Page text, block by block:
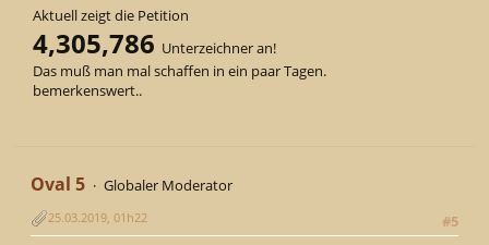
Aktuell zeigt die Petition
4,305,786 Unterzeichner an!
Das muß man mal schaffen in ein paar Tagen.
bemerkenswert..
Oval 5
Globaler Moderator
#5
25.03.2019, 01h22